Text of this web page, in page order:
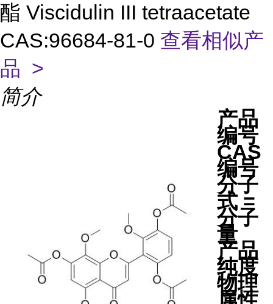
酯 Viscidulin III tetraacetate
CAS:96684-81-0 查看相似产
品 >
简介
产品
编号
CAS
编号
分子
式 =
分子
量
产品
纯度
物理